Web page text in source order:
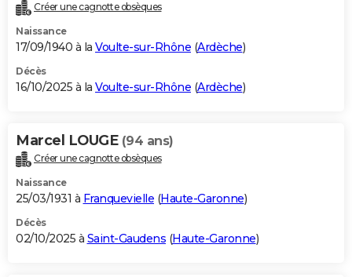
Créer une cagnotte obsèques
Naissance
17/09/1940 à la Voulte-sur-Rhône (Ardèche)
Décès
16/10/2025 à la Voulte-sur-Rhône (Ardèche)
Marcel LOUGE (94 ans)
Créer une cagnotte obsèques
Naissance
25/03/1931 à Franquevielle (Haute-Garonne)
Décès
02/10/2025 à Saint-Gaudens (Haute-Garonne)